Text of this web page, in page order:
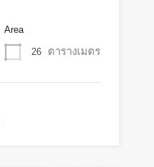
Area
26 ตารางเมตร